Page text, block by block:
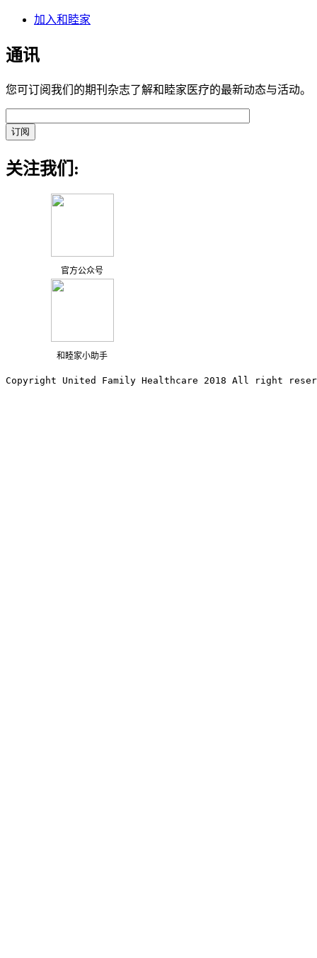
加入和睦家
通讯
您可订阅我们的期刊杂志了解和睦家医疗的最新动态与活动。
关注我们:
官方公众号
和睦家小助手
Copyright United Family Healthcare 2018 All right